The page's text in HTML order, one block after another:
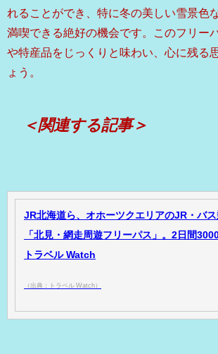
れることができ、特に冬の美しい雪景色
満喫できる絶好の機会です。このフリー
や特産品をじっくりと味わい、心に残る
ょう。
＜関連する記事＞
JR北海道ら、オホーツクエリアのJR・バ
「北見・網走周遊フリーパス」。2日間
トラベル Watch
（出典：トラベル Watch）